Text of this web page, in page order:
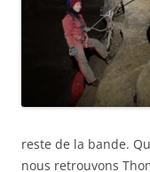
reste de la bande.
nous retrouvons